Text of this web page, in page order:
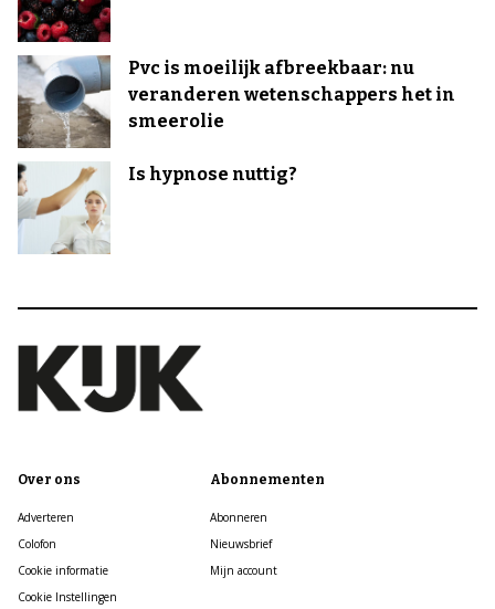
Pvc is moeilijk afbreekbaar: nu
veranderen wetenschappers het in
smeerolie
Is hypnose nuttig?
Over ons
Adverteren
Colofon
Cookie informatie
Cookie Instellingen
Abonnementen
Abonneren
Nieuwsbrief
Mijn account